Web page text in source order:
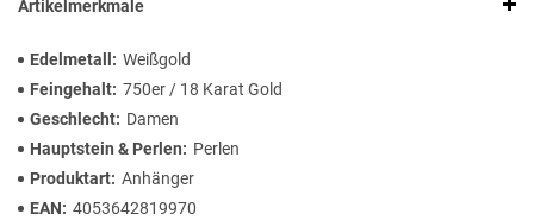
Artikelmerkmale
Edelmetall
Weißgold
Feingehalt 750er / 18 Karat Gold
Geschlecht
Damen
Hauptstein & Perlen
Perlen
Produktart Anhänger
EAN
4053642819970